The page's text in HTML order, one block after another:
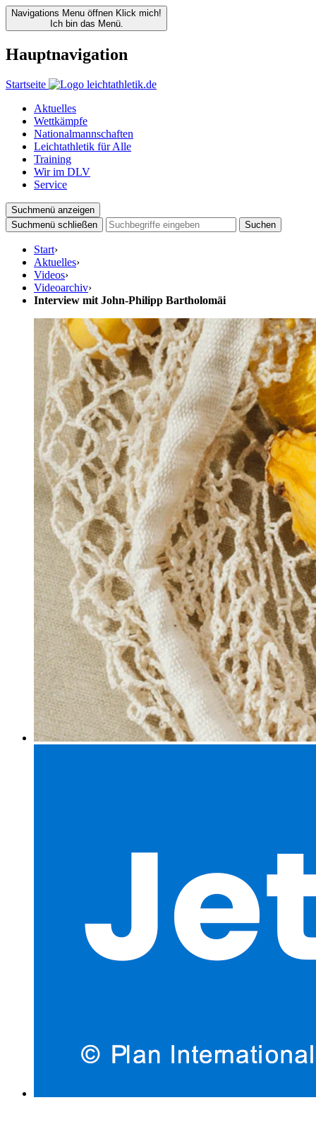
Navigations Menu öffnen Klick mich!
Ich bin das Menü.
Hauptnavigation
Startseite
Aktuelles
Wettkämpfe
Nationalmannschaften
Leichtathletik für Alle
Training
Wir im DLV
Service
Suchmenü anzeigen
Suchmenü schließen
Suchen
Start›
Aktuelles›
Videos›
Videoarchiv›
Interview mit John-Philipp Bartholomäi